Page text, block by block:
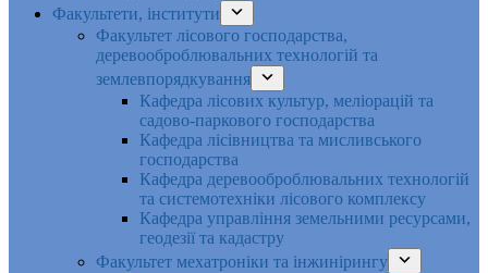
Факультети, інститути
Факультет лісового господарства,
деревооброблювальних технологій та
землевпорядкування
Кафедра лісових культур, меліорацій та
садово-паркового господарства
Кафедра лісівництва та мисливського
господарства
Кафедра деревооброблювальних технологій
та системотехніки лісового комплексу
Кафедра управління земельними ресурсами,
геодезії та кадастру
Факультет мехатроніки та інжинірингу